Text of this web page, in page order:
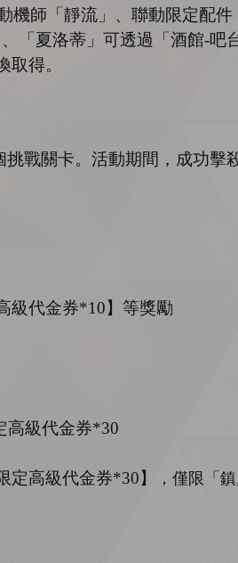
機師 「 靜流 」 、聯動限定配件
、「夏洛蒂」 可透過「酒館-吧
取得。
挑戰關卡。活動期間，成功擊
級代金券*10】等獎勵
高級代金券*30
定高級代金券*30】 ，僅限「